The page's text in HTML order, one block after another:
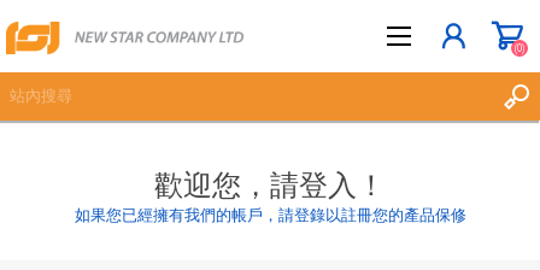
登入
(0)
歡迎您，請登入！
如果您已經擁有我們的帳戶，請登錄以註冊您的產品保修